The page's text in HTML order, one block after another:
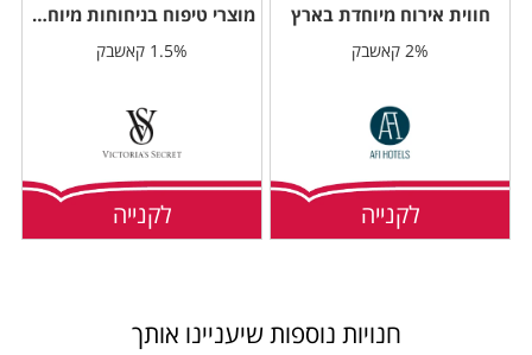
חווית אירוח מיוחדת בארץ
2% קאשבק
לקנייה
מוצרי טיפוח בניחוחות מיוחדים
1.5% קאשבק
לקנייה
חנויות נוספות שיעניינו אותך